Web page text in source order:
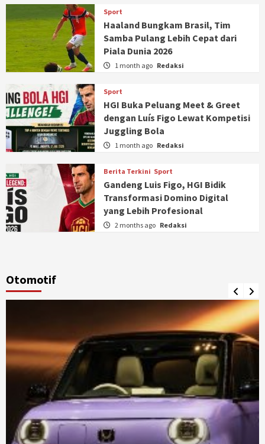
Sport
Haaland Bungkam Brasil, Tim
Samba Pulang Lebih Cepat dari
Piala Dunia 2026
1 month ago Redaksi
Sport
HGI Buka Peluang Meet & Greet
dengan Luís Figo Lewat Kompetisi
Juggling Bola
1 month ago Redaksi
Berita Terkini Sport
Gandeng Luis Figo, HGI Bidik
Transformasi Domino Digital
yang Lebih Profesional
2 months ago Redaksi
Otomotif